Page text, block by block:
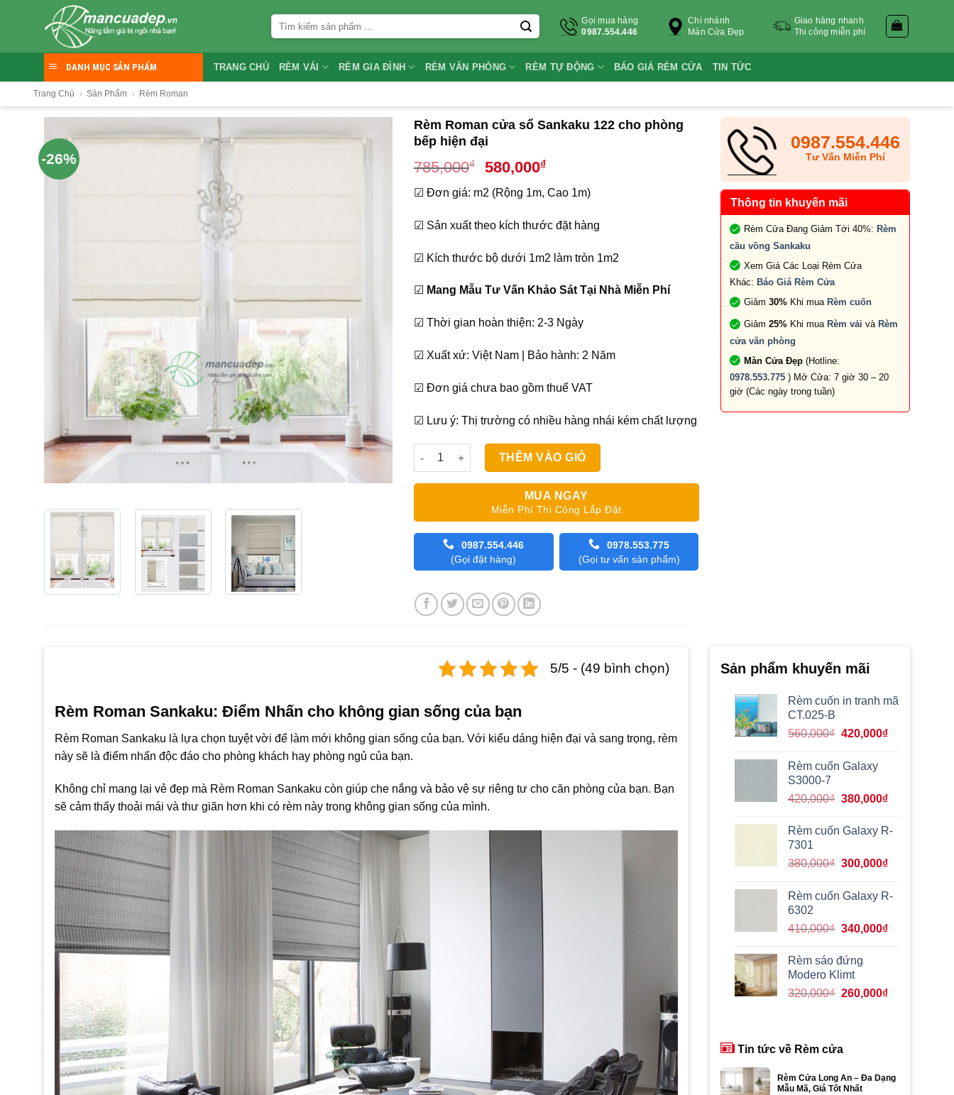
Tìm
kiếm:
Gọi mua hàng
0987.554.446
Chi nhánh
Màn Cửa Đẹp
Giao hàng nhanh
Thi công miễn phí
DANH MỤC SẢN PHẨM TRANG CHỦ RÈM VẢI RÈM GIA ĐÌNH RÈM VĂN PHÒNG RÈM TỰ ĐỘNG BÁO GIÁ RÈM CỬA TIN TỨC
Trang Chủ › Sản Phẩm › Rèm Roman
-26%
Rèm Roman cửa sổ Sankaku 122 cho phòng
bếp hiện đại
785,000₫
Giá
gốc
là:
785,000₫.
580,000₫Giá
tại
là:
580,000₫.
☑ Đơn giá: m2 (Rộng 1m, Cao 1m)
☑ Sản xuất theo kích thước đặt hàng
☑ Kích thước bộ dưới 1m2 làm tròn 1m2
☑ Mang Mẫu Tư Vấn Khảo Sát Tại Nhà Miễn Phí
☑ Thời gian hoàn thiện: 2-3 Ngày
☑ Xuất xứ: Việt Nam | Bảo hành: 2 Năm
☑ Đơn giá chưa bao gồm thuế VAT
☑ Lưu ý: Thị trường có nhiều hàng nhái kém chất lượng
Rèm Roman cửa sổ Sankaku 122 cho phòng bếp hiện đại số lượng
THÊM VÀO GIỎ
MUA NGAY
Miễn Phí Thi Công Lắp Đặt
0987.554.446
(Gọi đặt hàng)
0978.553.775
(Gọi tư vấn sản phẩm)
0987.554.446
Tư Vấn Miễn Phí
Thông tin khuyến mãi
Rèm Cửa Đang Giảm Tới 40%: Rèm
cầu vồng Sankaku
Xem Giá Các Loại Rèm Cửa
Khác: Báo Giá Rèm Cửa
Giảm 30%Khi mua Rèm cuốn
Giảm 25%Khi mua Rèm vải và Rèm
cửa văn phòng
Màn Cửa Đẹp (Hotline:
0978.553.775 ) Mở Cửa: 7 giờ 30 – 20
giờ (Các ngày trong tuần)
5/5 - (49 bình chọn)
Rèm Roman Sankaku: Điểm Nhấn cho không gian sống của bạn
Rèm Roman Sankaku là lựa chọn tuyệt vời để làm mới không gian sống của bạn. Với kiểu dáng hiện đại và sang trọng, rèm
này sẽ là điểm nhấn độc đáo cho phòng khách hay phòng ngủ của bạn.
Không chỉ mang lại vẻ đẹp mà Rèm Roman Sankaku còn giúp che nắng và bảo vệ sự riêng tư cho căn phòng của bạn. Bạn
sẽ cảm thấy thoải mái và thư giãn hơn khi có rèm này trong không gian sống của mình.
Sản phẩm khuyến mãi
Rèm cuốn in tranh mã
CT.025-B
560,000₫ Giá
là:
420,000₫Giá
420,000₫.
Rèm cuốn Galaxy
S3000-7
420,000₫ Giá
là:
380,000₫Giá
tại
380,000₫.
Rèm cuốn Galaxy R-
7301
380,000₫ Giá
là:
300,000₫Giá
tại
300,000₫.
Rèm cuốn Galaxy R-
6302
410,000₫ Giá
là:
410,000₫.
340,000₫Giá
340,000₫.
Rèm sáo đứng
Modero Klimt
320,000₫ Giá
260,000₫Giá
Tin tức về Rèm cửa
Rèm Cửa Long An – Đa Dạng
Mẫu Mã, Giá Tốt Nhất